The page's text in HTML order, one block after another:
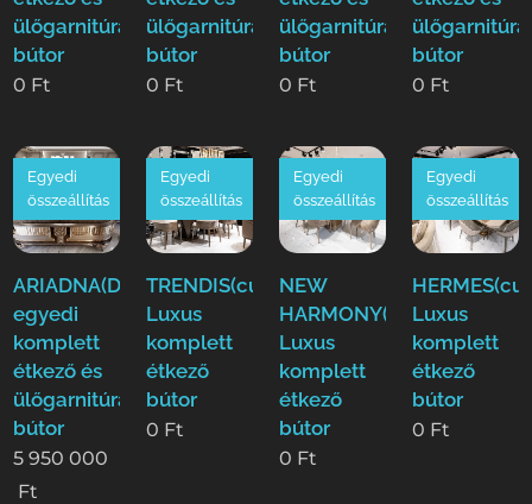
ülőgarnitúra
bútor
0 Ft
ülőgarnitúra
bútor
0 Ft
ülőgarnitúra
bútor
0 Ft
ülőgarnitúra
bútor
0 Ft
ARIADNA(Duy)Luxus
egyedi
komplett
étkező és
ülőgarnitúra
bútor
Egyedi
összeállítás
5 950 000
Ft
TRENDIS(cur)
Luxus
komplett
étkező
bútor
Egyedi
összeállítás
0 Ft
NEW
HARMONY(cur)
Luxus
komplett
étkező
bútor
Egyedi
összeállítás
0 Ft
Luxus
komplett
étkező
bútor
Egyedi
összeállítás
0 Ft